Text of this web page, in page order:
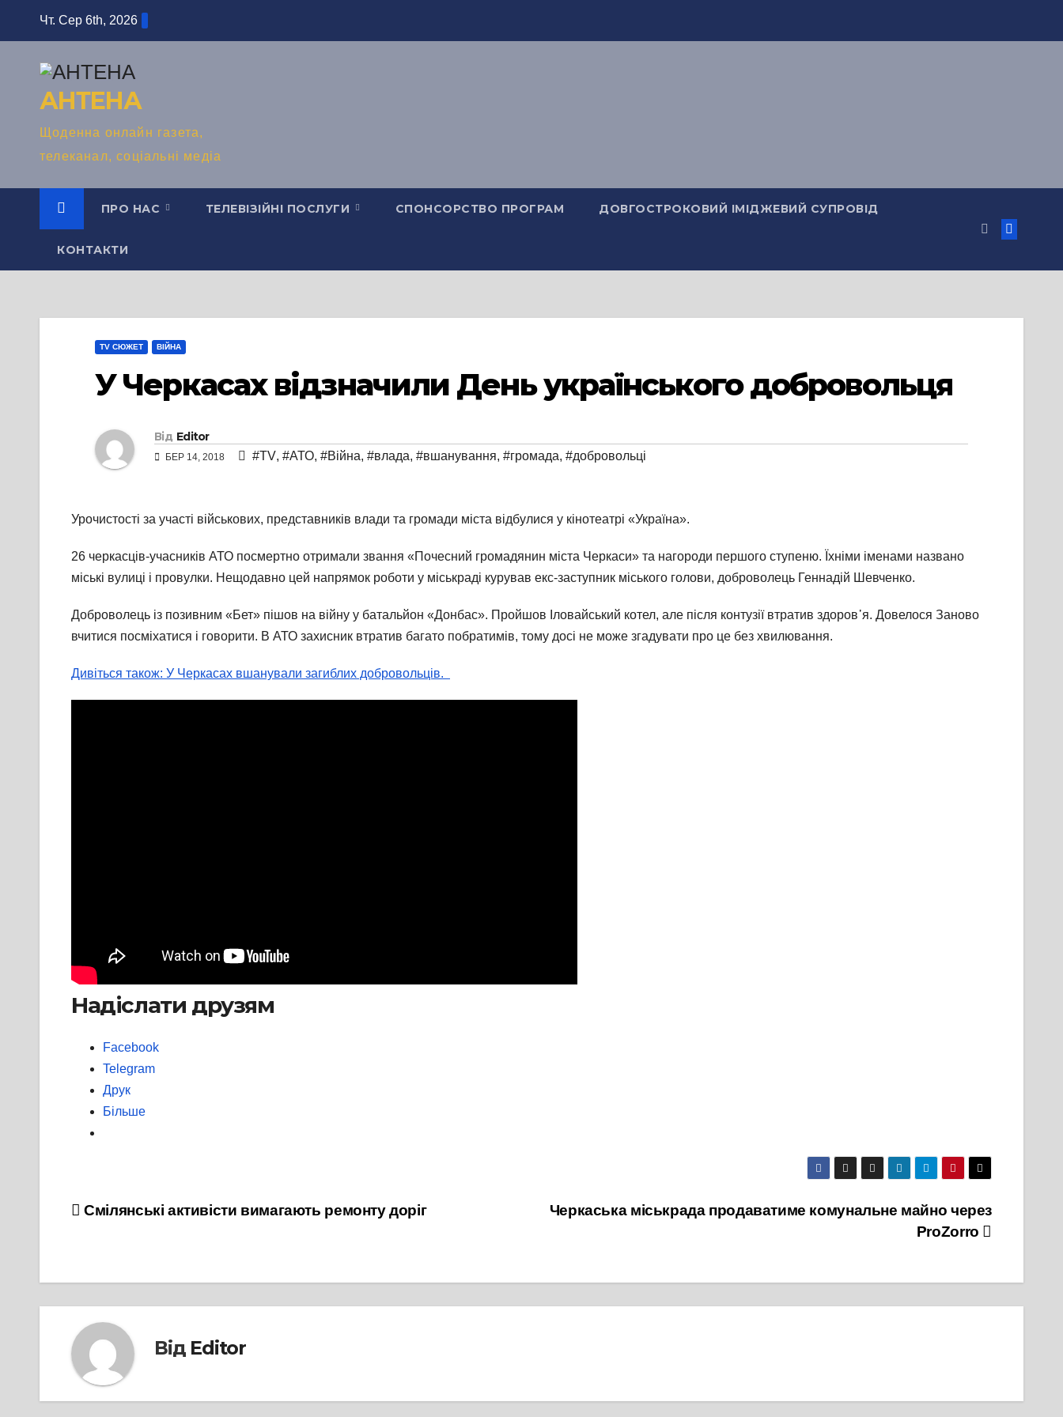
Чт. Сер 6th, 2026
АНТЕНА
Щоденна онлайн газета,
телеканал, соціальні медіа
ПРО НАС ТЕЛЕВІЗІЙНІ ПОСЛУГИ СПОНСОРСТВО ПРОГРАМ ДОВГОСТРОКОВИЙ ІМІДЖЕВИЙ СУПРОВІД
КОНТАКТИ
TV СЮЖЕТ ВІЙНА
У Черкасах відзначили День українського добровольця
Від Editor
БЕР 14, 2018 #TV, #АТО, #Війна, #влада, #вшанування, #громада, #добровольці
Урочистості за участі військових, представників влади та громади міста відбулися у кінотеатрі «Україна».
26 черкасців-учасників АТО посмертно отримали звання «Почесний громадянин міста Черкаси» та нагороди першого ступеню. Їхніми іменами названо
міські вулиці і провулки. Нещодавно цей напрямок роботи у міськраді курував екс-заступник міського голови, доброволець Геннадій Шевченко.
Доброволець із позивним «Бет» пішов на війну у батальйон «Донбас». Пройшов Іловайський котел, але після контузії втратив здоров᾽я. Довелося Заново
вчитися посміхатися і говорити. В АТО захисник втратив багато побратимів, тому досі не може згадувати про це без хвилювання.
Дивіться також: У Черкасах вшанували загиблих добровольців.
Надіслати друзям
Facebook
Telegram
Друк
Більше
Навігація
Черкаська міськрада продаватиме комунальне майно через
ProZorro
Смілянські активісти вимагають ремонту доріг
Від Editor